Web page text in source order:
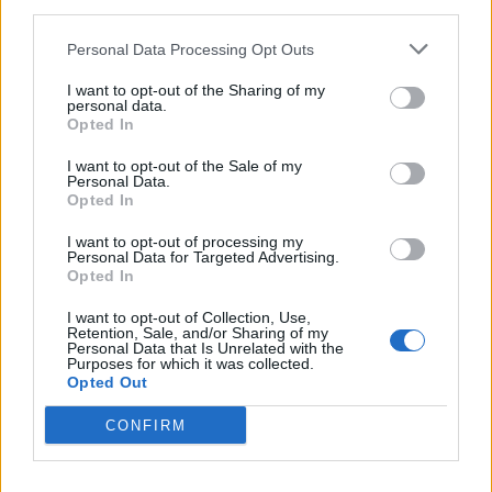
Personal Data Processing Opt Outs
I want to opt-out of the Sharing of my
personal data.
Opted In
I want to opt-out of the Sale of my
Personal Data.
Opted In
I want to opt-out of processing my
Personal Data for Targeted Advertising.
Opted In
I want to opt-out of Collection, Use,
Retention, Sale, and/or Sharing of my
Personal Data that Is Unrelated with the
Purposes for which it was collected.
Opted Out
CONFIRM
κλιματικής αλλαγής
Η Αγιάσος τίμησε τη
Μεταμόρφωση του Σωτήρος
Η καθιερωμένη περιφορά της
Παναγίας έως τον ναΐσκο της
Ζωοδόχου Πηγής
ΜΥΤΙΛΗΝΗ
Κτηματολόγιο και παλιό
Κολυμβητήριο στη συνάντηση
Κουφέλου με το ΤΕΕ
Πολεοδομικός σχεδιασμός,
αντισεισμική προστασία και
στελέχωση των τεχνικών
υπηρεσιών βρέθηκαν επίσης στην
ατζέντα της συζήτησης